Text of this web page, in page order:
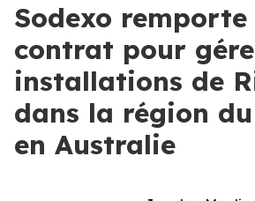
Sodexo remporte
contrat pour
installations de
dans la région
en Australie